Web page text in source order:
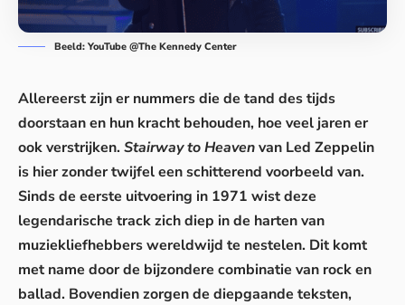
Beeld: YouTube @The Kennedy Center
Allereerst zijn er nummers die de tand des tijds
doorstaan en hun kracht behouden, hoe veel jaren er
ook verstrijken.Stairway to Heavenvan Led Zeppelin
is hier zonder twijfel een schitterend voorbeeld van.
Sinds de eerste uitvoering in 1971 wist deze
legendarische track zich diep in de harten van
muziekliefhebbers wereldwijd te nestelen. Dit komt
met name door de bijzondere combinatie van rock en
ballad. Bovendien zorgen de diepgaande teksten,